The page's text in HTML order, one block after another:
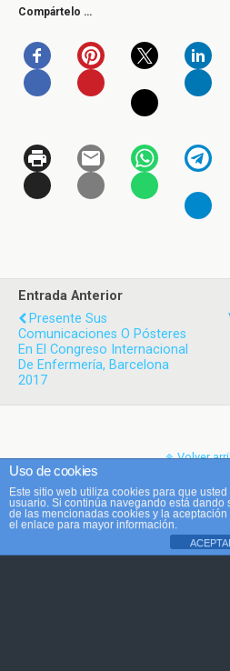
Compártelo …
Entrada Anterior
Presente Sus
Comunicaciones O Pósteres
En El Congreso Internacional
De Enfermería, Barcelona
2017
Volver
Móvil
Uso de cookies
Este sitio web utiliza cookies para que
usuario. Si continúa navegando está
de las mencionadas cookies y la aceptación
el enlace para mayor información.